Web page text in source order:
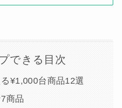
できる目次
¥1,000台商品12選
商品